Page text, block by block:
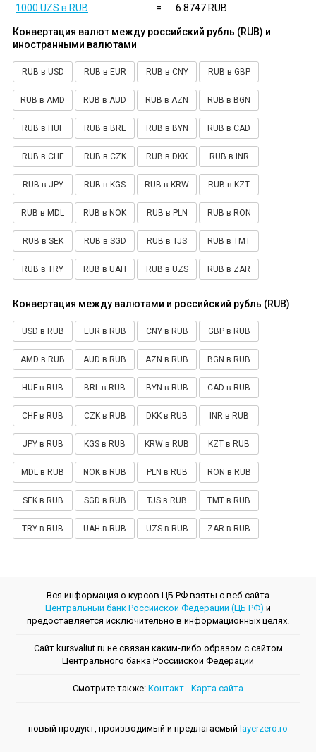
1000 UZS в RUB
= 6.8747 RUB
Конвертация валют между российский рубль (RUB) и
иностранными валютами
RUB в USD RUB в EUR RUB в CNY RUB в GBP
RUB в AMD RUB в AUD RUB в AZN RUB в BGN
RUB в HUF RUB в BRL RUB в BYN RUB в CAD
RUB в CHF RUB в CZK RUB в DKK RUB в INR
RUB в JPY RUB в KGS RUB в KRW RUB в KZT
RUB в MDL RUB в NOK RUB в PLN RUB в RON
RUB в SEK RUB в SGD RUB в TJS RUB в TMT
RUB в TRY RUB в UAH RUB в UZS RUB в ZAR
Конвертация между валютами и российский рубль (RUB)
USD в RUB EUR в RUB CNY в RUB GBP в RUB
AMD в RUB AUD в RUB AZN в RUB BGN в RUB
HUF в RUB BRL в RUB BYN в RUB CAD в RUB
CHF в RUB CZK в RUB DKK в RUB INR в RUB
JPY в RUB KGS в RUB KRW в RUB KZT в RUB
MDL в RUB NOK в RUB PLN в RUB RON в RUB
SEK в RUB SGD в RUB TJS в RUB TMT в RUB
TRY в RUB UAH в RUB UZS в RUB ZAR в RUB
Вся информация о курсов ЦБ РФ взяты с веб-сайта
Центральный банк Российской Федерации (ЦБ РФ) и
предоставляется исключительно в информационных целях.
Сайт kursvaliut.ru не связан каким-либо образом с сайтом
Центрального банкa Российской Федерации
Смотрите также: Контакт - Kарта сайта
новый продукт, производимый и предлагаемый layerzero.ro